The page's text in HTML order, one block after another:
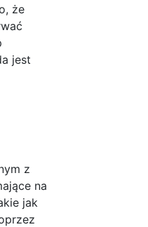
że
jest
z
na
jak